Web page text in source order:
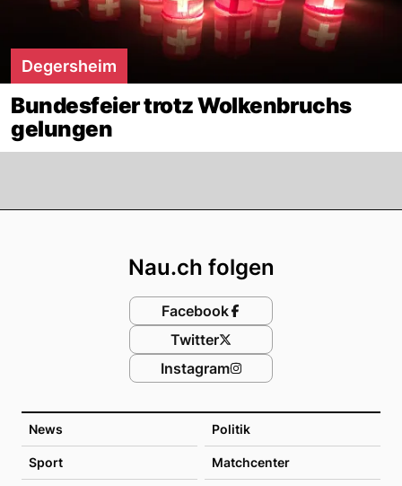
Degersheim
Bundesfeier trotz Wolkenbruchs
gelungen
News Politik
Sport Matchcenter
Nau.ch folgen
Facebook
Twitter
Instagram